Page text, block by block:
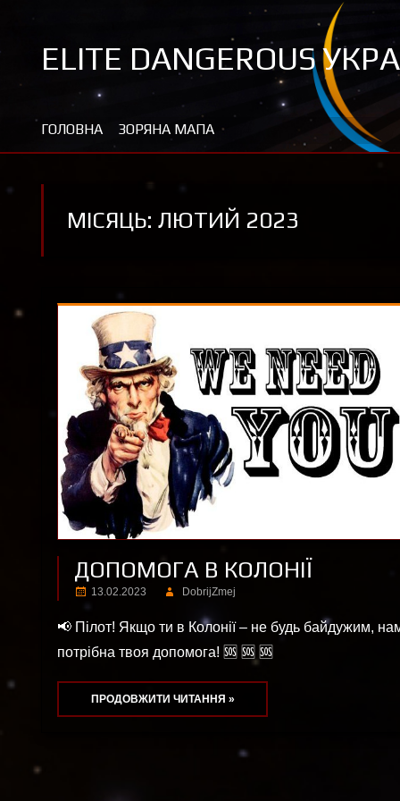
контентуELITE DANGEROUS
Новини та цікавинки про Elite Dangerous
ГОЛОВНА ЗОРЯНА МАПА
МІСЯЦЬ: ЛЮТИЙ 2023
ДОПОМОГА В КОЛОНІЇ
13.02.2023 DobrijZmej
📢 Пілот! Якщо ти в Колонії – не будь байдужим,
потрібна твоя допомога! 🆘 🆘 🆘
ПРОДОВЖИТИ ЧИТАННЯ »